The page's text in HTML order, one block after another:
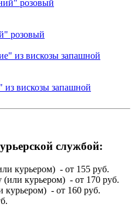
розовый
вискозы запашной
службой:
курьером) - от 155 руб.
курьером) - от 170 руб.
- от 160 руб.